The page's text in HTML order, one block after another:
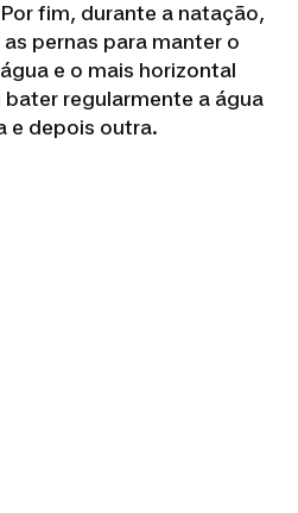
Por fim, durante a natação,
pernas para manter o
e o mais horizontal
regularmente a água
e depois outra.